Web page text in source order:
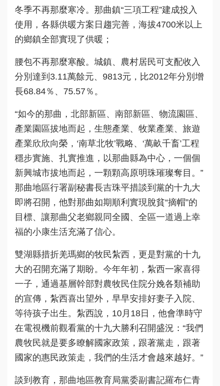
冬季不再那麼寒冷。那曲鎮“三項工程”建成投入
使用，各縣供暖方案日趨完善，海拔4700米以上
的鄉鎮全部實現了供暖；
腰包不再那麼寒酸。城鎮、農村居民可支配收入
分別達到3.11萬餘元、9813元，比2012年分別增
長68.84％、75.57％。
“如今的那曲，北部新區、南部新區、物流園區、
產業園區拔地而起，生態產業、牧業產業、旅遊
產業欣欣向榮，‘南草北牧’戰略、‘萬畝千畜’工程
穩步實施、扎實推進，以那曲縣為中心，一個個
新興城市拔地而起，一顆顆高原明珠璀璨奪目。”
那曲地區行署副秘書長吉珠平措談到黨的十九大
即將召開，他對那曲如期順利實現脫貧“摘帽”的
目標、讓那曲父老鄉親同全國、全區一道過上幸
福的小康生活充滿了信心。
雙湖縣措折羌瑪鄉的牧民紮西，更是對黨的十九
大的召開充滿了期盼。今年年初，紮西一家喜得
一子，通過基層幹部對農牧民住院分娩各類補助
的宣傳，紮西喜出望外，早早安排好妻子入院、
等待孩子出生。紮西說，10月18日，他會準時守
在電視機前觀看黨的十九大勝利召開盛況：“我們
農牧民就是要多瞭解國家政策，跟著黨走，跟著
國家的惠民政策走，我們的生活才會越來越好。”
談到教育，那曲地區教育局黨委副書記羅布仁青